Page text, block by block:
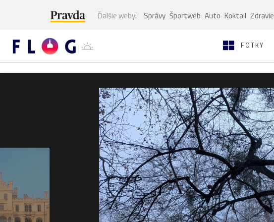
Ďalšie weby: Správy Športweb Auto Koktail Zdravie
FOTKY